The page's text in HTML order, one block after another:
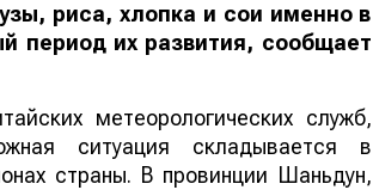
риса, хлопка и сои именно в
период их развития, сообщает
метеорологических служб,
ситуация складывается в
страны. В провинции Шаньдун,